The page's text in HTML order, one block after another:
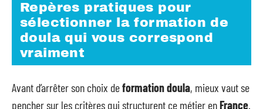
Repères pratiques pour
sélectionner la formation de
doula qui vous correspond
vraiment
Avant d’arrêter son choix deformation doula, mieux vaut se
pencher sur les critères qui structurent ce métier enFrance